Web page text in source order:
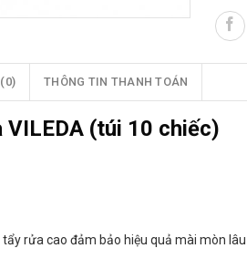
THÔNG TIN THANH TOÁN
VILEDA (túi 10 chiếc)
rửa cao đảm bảo hiệu quả mài mòn